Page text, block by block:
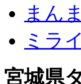
まん
ミラ
宮城県